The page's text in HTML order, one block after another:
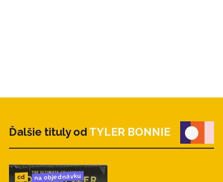
Ďalšie tituly od TYLER BONNIE
cd na objednávku